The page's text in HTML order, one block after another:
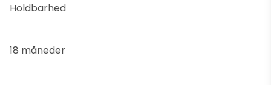
Holdbarhed
18 måneder